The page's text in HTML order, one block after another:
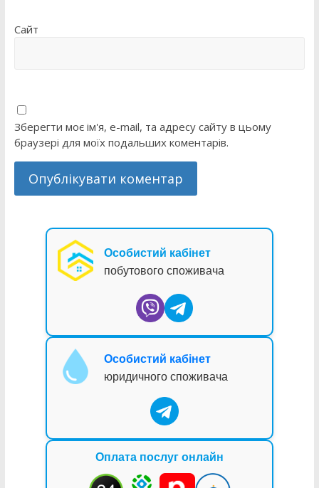
Сайт
Зберегти моє ім'я, e-mail, та адресу сайту в цьому
браузері для моїх подальших коментарів.
Особистий кабінет
побутового споживача
Особистий кабінет
юридичного споживача
Оплата послуг онлайн